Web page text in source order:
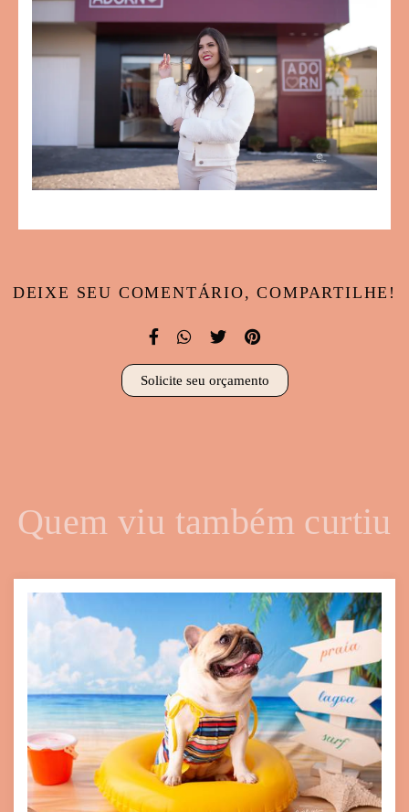
DEIXE SEU COMENTÁRIO, COMPARTILHE!
Solicite seu orçamento
Quem viu também curtiu